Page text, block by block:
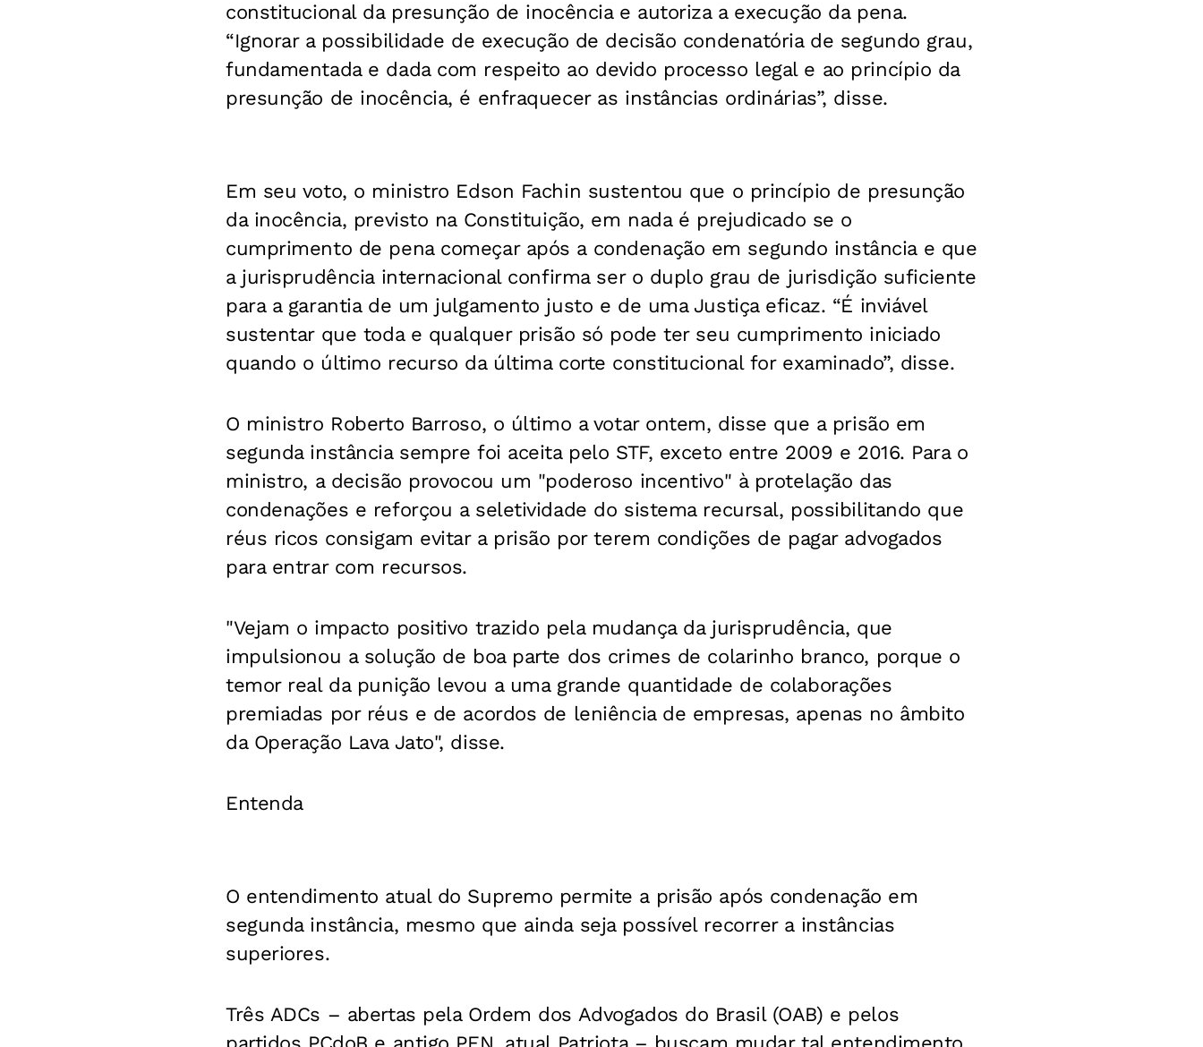
constitucional da presunção de inocência e autoriza a execução da pena.
“Ignorar a possibilidade de execução de decisão condenatória de segundo grau,
fundamentada e dada com respeito ao devido processo legal e ao princípio da
presunção de inocência, é enfraquecer as instâncias ordinárias”, disse.
Em seu voto, o ministro Edson Fachin sustentou que o princípio de presunção
da inocência, previsto na Constituição, em nada é prejudicado se o
cumprimento de pena começar após a condenação em segundo instância e que
a jurisprudência internacional confirma ser o duplo grau de jurisdição suficiente
para a garantia de um julgamento justo e de uma Justiça eficaz. “É inviável
sustentar que toda e qualquer prisão só pode ter seu cumprimento iniciado
quando o último recurso da última corte constitucional for examinado”, disse.
O ministro Roberto Barroso, o último a votar ontem, disse que a prisão em
segunda instância sempre foi aceita pelo STF, exceto entre 2009 e 2016. Para o
ministro, a decisão provocou um "poderoso incentivo" à protelação das
condenações e reforçou a seletividade do sistema recursal, possibilitando que
réus ricos consigam evitar a prisão por terem condições de pagar advogados
para entrar com recursos.
"Vejam o impacto positivo trazido pela mudança da jurisprudência, que
impulsionou a solução de boa parte dos crimes de colarinho branco, porque o
temor real da punição levou a uma grande quantidade de colaborações
premiadas por réus e de acordos de leniência de empresas, apenas no âmbito
da Operação Lava Jato", disse.
Entenda
O entendimento atual do Supremo permite a prisão após condenação em
segunda instância, mesmo que ainda seja possível recorrer a instâncias
superiores.
Três ADCs – abertas pela Ordem dos Advogados do Brasil (OAB) e pelos